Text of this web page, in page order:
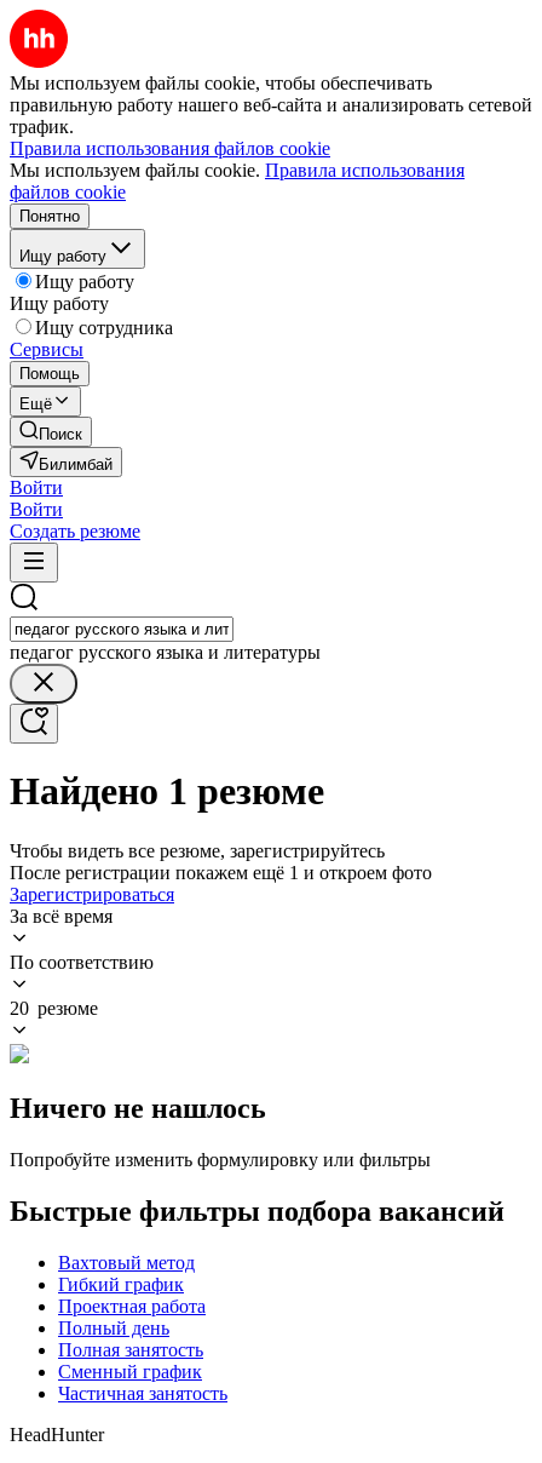
Мы используем файлы cookie, чтобы обеспечивать
правильную работу нашего веб-сайта и анализировать сетевой
трафик.
Правила использования файлов cookie
Мы используем файлы cookie. Правила использования
файлов cookie
Понятно
Ищу работу
Ищу работу
Ищу работу
Ищу сотрудника
Сервисы
Помощь
Ещё
Поиск
Билимбай
Войти
Войти
Создать резюме
педагог русского языка и литературы
Найдено 1 резюме
Чтобы видеть все резюме, зарегистрируйтесь
После регистрации покажем ещё 1 и откроем фото
Зарегистрироваться
За всё время
По соответствию
20 резюме
Ничего не нашлось
Попробуйте изменить формулировку или фильтры
Быстрые фильтры подбора вакансий
Вахтовый метод
Гибкий график
Проектная работа
Полный день
Полная занятость
Сменный график
Частичная занятость
HeadHunter